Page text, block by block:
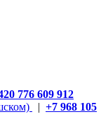
776 609 912
| +7 968 105